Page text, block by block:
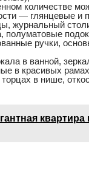
количестве
— глянцевые и
журнальный
полуматовые
ручки,
в ванной,
в красивых
в нише,
квартира